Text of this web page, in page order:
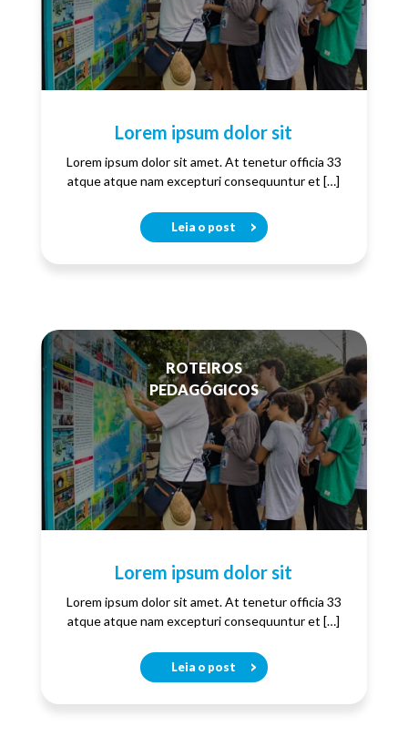
Lorem ipsum dolor sit
Lorem ipsum dolor sit amet. At tenetur officia 33
atque atque nam excepturi consequuntur et […]
Leia o post
ROTEIROS
PEDAGÓGICOS
Lorem ipsum dolor sit
Lorem ipsum dolor sit amet. At tenetur officia 33
atque atque nam excepturi consequuntur et […]
Leia o post